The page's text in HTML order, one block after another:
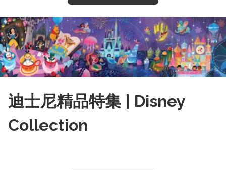
迪士尼精品特集 | Disney
Collection